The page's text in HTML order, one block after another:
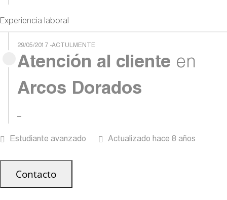
Experiencia laboral
29/05/2017 -ACTULMENTE
Atención al cliente en
Arcos Dorados
–
Estudiante avanzado Actualizado hace 8 años